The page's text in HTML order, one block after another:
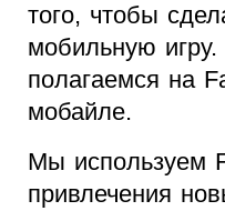
того, чтобы
мобильную
полагаемся на
мобайле.
Мы используем
привлечения